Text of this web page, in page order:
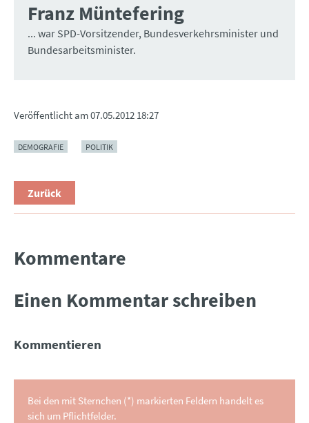
Franz Müntefering
... war SPD-Vorsitzender, Bundesverkehrsminister und
Bundesarbeitsminister.
Veröffentlicht am07.05.2012 18:27
DEMOGRAFIE POLITIK
Zurück
Kommentare
Einen Kommentar schreiben
Kommentieren
Bei den mit Sternchen (*) markierten Feldern handelt es
sich um Pflichtfelder.